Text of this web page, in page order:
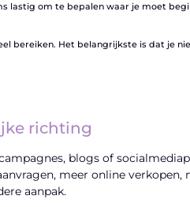
lastig om te bepalen waar je moet
bereiken. Het belangrijkste is dat je
richting
blogs of
meer online
aanpak.